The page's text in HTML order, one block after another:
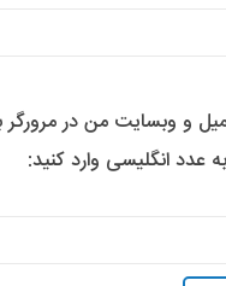
و وبسایت من در
عدد انگلیسی وارد کنید: